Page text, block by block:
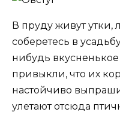
В пруду живут утки,
соберетесь в
нибудь
привыкли, что их
настойчиво
улетают отсюда